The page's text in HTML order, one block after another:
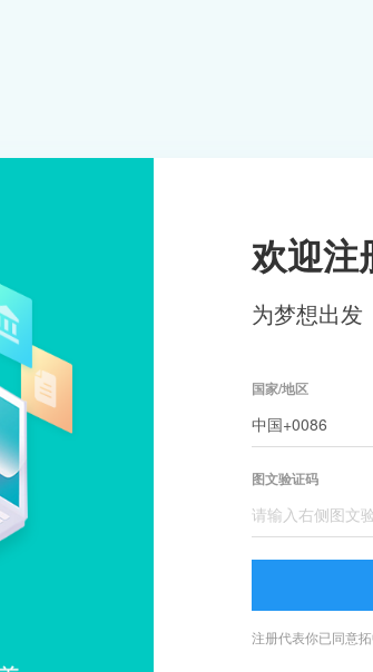
欢迎注
为梦想出发
国家/地区
图文验证码
注册代表你已同意